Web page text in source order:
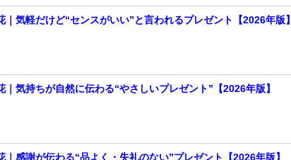
気軽だけど“センスがいい”と言われるプレゼント【2026年版】
気持ちが自然に伝わる“やさしいプレゼント”【2026年版】
感謝が伝わる“品よく・失礼のない”プレゼント【2026年版】